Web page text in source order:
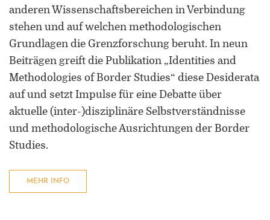
anderen Wissenschaftsbereichen in Verbindung
stehen und auf welchen methodologischen
Grundlagen die Grenzforschung beruht. In neun
Beiträgen greift die Publikation „Identities and
Methodologies of Border Studies“ diese Desiderata
auf und setzt Impulse für eine Debatte über
aktuelle (inter-)disziplinäre Selbstverständnisse
und methodologische Ausrichtungen der Border
Studies.
MEHR INFO